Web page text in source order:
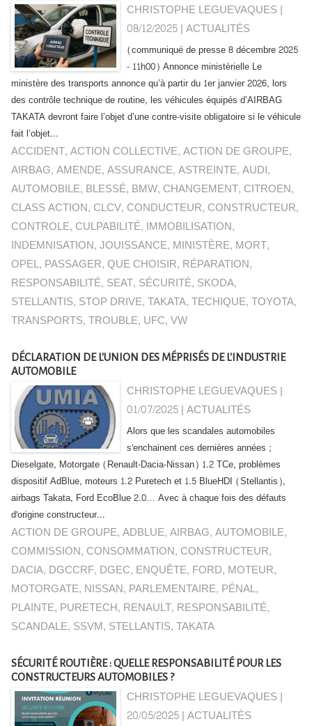
CHRISTOPHE LEGUEVAQUES |
08/12/2025|ACTUALITÉS
(communiqué de presse 8 décembre 2025
- 11h00) Annonce ministèrielle Le
ministère des transports annonce qu’à partir du 1er janvier 2026, lors
des contrôle technique de routine, les véhicules équipés d’AIRBAG
TAKATA devront faire l’objet d’une contre-visite obligatoire si le véhicule
fait l’objet...
ACCIDENT,ACTION COLLECTIVE,ACTION DE GROUPE,
AIRBAG,AMENDE,ASSURANCE,ASTREINTE,AUDI,
AUTOMOBILE, BLESSÉ, BMW, CHANGEMENT, CITROEN,
CLASS ACTION, CLCV, CONDUCTEUR, CONSTRUCTEUR,
CONTROLE, CULPABILITÉ, IMMOBILISATION,
INDEMNISATION,JOUISSANCE, MINISTÈRE, MORT,
OPEL, PASSAGER,QUE CHOISIR, RÉPARATION,
RESPONSABILITÉ, SEAT, SÉCURITÉ, SKODA,
STELLANTIS, STOP DRIVE,TAKATA,TECHIQUE,TOYOTA,
TRANSPORTS,TROUBLE, UFC,VW
DÉCLARATION DE L'UNION DES MÉPRISÉS DE L'INDUSTRIE
AUTOMOBILE
CHRISTOPHE LEGUEVAQUES |
01/07/2025|ACTUALITÉS
Alors que les scandales automobiles
s'enchainent ces dernières années ;
Dieselgate, Motorgate (Renault-Dacia-Nissan) 1.2 TCe, problèmes
dispositif AdBlue, moteurs 1.2 Puretech et 1.5 BlueHDI (Stellantis),
airbags Takata, Ford EcoBlue 2.0… Avec à chaque fois des défauts
d'origine constructeur...
ACTION DE GROUPE,ADBLUE,AIRBAG,AUTOMOBILE,
COMMISSION, CONSOMMATION, CONSTRUCTEUR,
DACIA, DGCCRF, DGEC, ENQUÊTE, FORD, MOTEUR,
MOTORGATE, NISSAN, PARLEMENTAIRE, PÉNAL,
PLAINTE, PURETECH, RENAULT, RESPONSABILITÉ,
SCANDALE, SSVM, STELLANTIS,TAKATA
SÉCURITÉ ROUTIÈRE : QUELLE RESPONSABILITÉ POUR LES
CONSTRUCTEURS AUTOMOBILES ?
CHRISTOPHE LEGUEVAQUES |
20/05/2025|ACTUALITÉS